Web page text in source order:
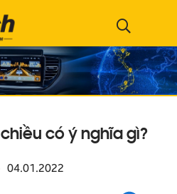
có ý nghĩa gì?
04.01.2022